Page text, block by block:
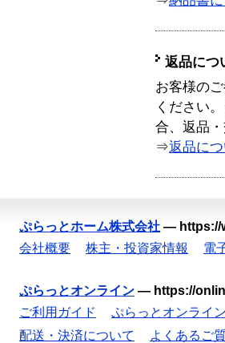
返品につ
お客様の
ください
合、返品
⇒返品に
ぷらっとホーム株式会社 — https://
会社概要
株主・投資家情報 電
ぷらっとオンライン — https://
ご利用ガイド
ぷらっとオンライ
配送・決済について
よくあるご